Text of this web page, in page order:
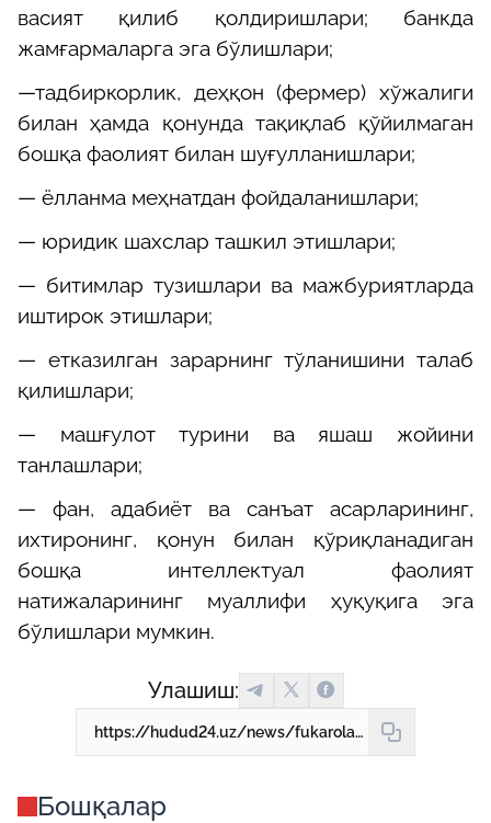
васият қилиб қолдиришлари; банкда
жамғармаларга эга бўлишлари;
—тадбиркорлик, деҳқон (фермер) хўжалиги
билан ҳамда қонунда тақиқлаб қўйилмаган
бошқа фаолият билан шуғулланишлари;
— ёлланма меҳнатдан фойдаланишлари;
— юридик шахслар ташкил этишлари;
— битимлар тузишлари ва мажбуриятларда
иштирок этишлари;
— етказилган зарарнинг тўланишини талаб
қилишлари;
— машғулот турини ва яшаш жойини
танлашлари;
— фан, адабиёт ва санъат асарларининг,
ихтиронинг, қонун билан қўриқланадиган
бошқа интеллектуал фаолият
натижаларининг муаллифи ҳуқуқига эга
бўлишлари мумкин.
Улашиш:
https://hudud24.uz/news/fukarolarning-khukuk-laiokati-kai-tartibda-iuzaga-keladi
Бошқалар